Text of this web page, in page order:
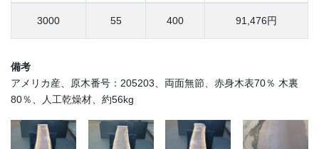
3000 55 400 91,476円
備考
アメリカ産、原木番号：205203、両面無節、赤身木表70％ 木裏
80％、人工乾燥材、約56kg